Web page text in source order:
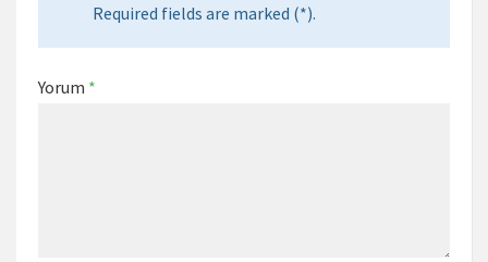
Required fields are marked (*).
Yorum *